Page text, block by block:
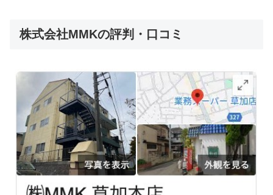
株式会社MMKの評判・口コミ